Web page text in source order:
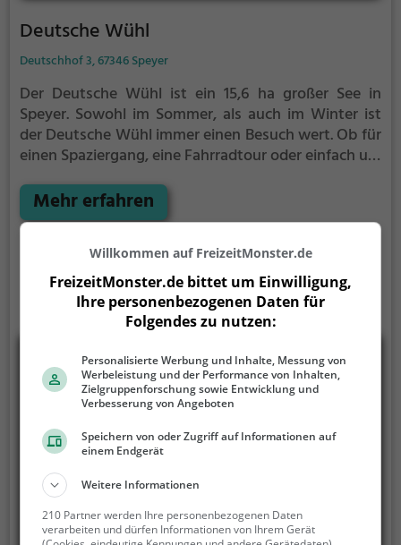
Deutsche Wühl
Deutschhof 3, 67346 Speyer
Der Deutsche Wühl ist ein 15,6 ha großer See in
Speyer. Sowohl im Sommer, als auch im Winter ist
der Deutsche Wühl immer einen Besuch wert. Ob für
einen Spaziergang, eine Fahrradtour oder einfach um
zahlreiche Möglichkeiten für Freizeitaktivitäten.
Mehr erfahren
Willkommen auf FreizeitMonster.de
FreizeitMonster.de bittet um Einwilligung,
Ihre personenbezogenen Daten für
Folgendes zu nutzen:
Personalisierte Werbung und Inhalte, Messung von
Werbeleistung und der Performance von Inhalten,
Zielgruppenforschung sowie Entwicklung und
Verbesserung von Angeboten
Speichern von oder Zugriff auf Informationen auf
einem Endgerät
Weitere Informationen
210 Partner werden Ihre personenbezogenen Daten
verarbeiten und dürfen Informationen von Ihrem Gerät